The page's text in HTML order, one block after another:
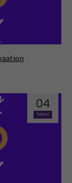
04
helmi